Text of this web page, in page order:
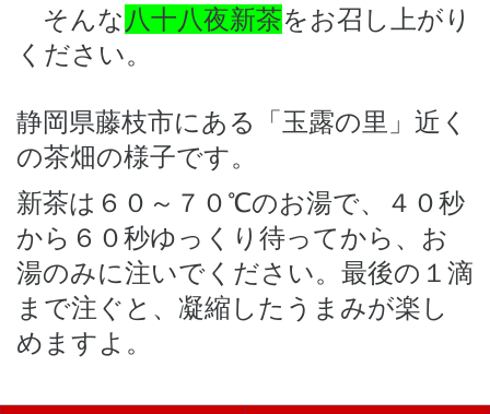
そんな 八十八夜新茶をお召し上がり
ください。
静岡県藤枝市にある「玉露の里」近く
の茶畑の様子です。
新茶は６０～７０℃のお湯で、４０秒
から６０秒ゆっくり待ってから、お
湯のみに注いでください。最後の１滴
まで注ぐと、凝縮したうまみが楽し
めますよ。